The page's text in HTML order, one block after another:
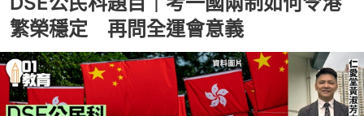
繁榮穩定 再問全運會意義